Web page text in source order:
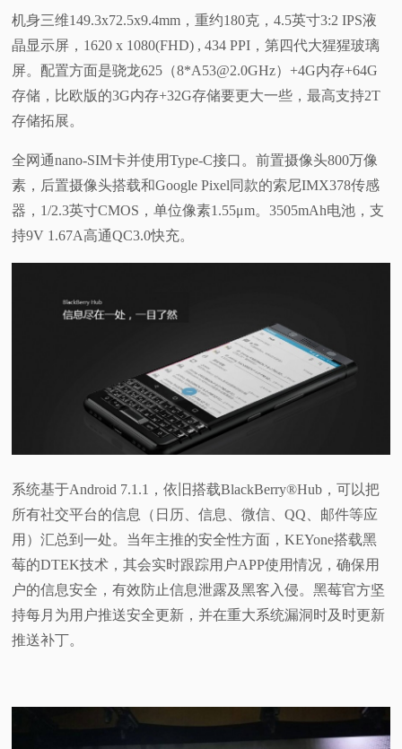
题
机身三维149.3x72.5x9.4mm，重约180克，4.5英寸3:2 IPS液
晶显示屏，1620 x 1080(FHD) , 434 PPI，第四代大猩猩玻璃
屏。 配置方面是骁龙625（8*A53@2.0GHz）+4G内存+64G
存储，比欧版的3G内存+32G存储要更大一些，最高支持2T
存储拓展。
全网通nano-SIM卡并使用Type-C接口。前置摄像头800万像
素，后置摄像头搭载和Google Pixel同款的索尼IMX378传感
器，1/2.3英寸CMOS，单位像素1.55μm。3505mAh电池，支
持9V 1.67A高通QC3.0快充。
系统基于Android 7.1.1，依旧搭载BlackBerry®Hub，可以把
所有社交平台的信息（日历、信息、微信、QQ、邮件等应
用）汇总到一处。当年主推的安全性方面，KEYone搭载黑
莓的DTEK技术，其会实时跟踪用户APP使用情况，确保用
户的信息安全，有效防止信息泄露及黑客入侵。黑莓官方坚
持每月为用户推送安全更新，并在重大系统漏洞时及时更新
推送补丁。